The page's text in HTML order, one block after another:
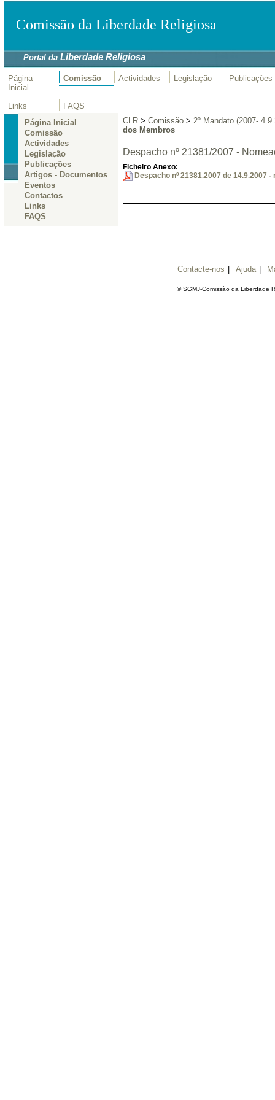
Comissão da Liberdade Religiosa
Portal daLiberdade Religiosa
Página
Inicial
Comissão Actividades Legislação Publicações
Links
FAQS
Página Inicial
Comissão
Actividades
Legislação
Publicações
Artigos - Documentos
Eventos
Contactos
Links
FAQS
CLR> Comissão> 2º Mandato (2007-
dos Membros
Despacho nº 21381/2007 -
Ficheiro Anexo:
Despacho nº 21381.2007 de 14.9.2007
Contacte-nos Ajuda
© SGMJ-Comissão da Liberdade